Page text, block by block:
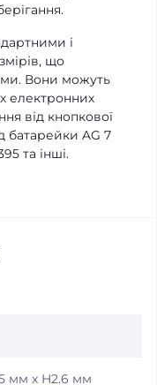
і
що
Вони можуть
електронних
від кнопкової
батарейки AG 7
та інші.
мм х H2.6 мм